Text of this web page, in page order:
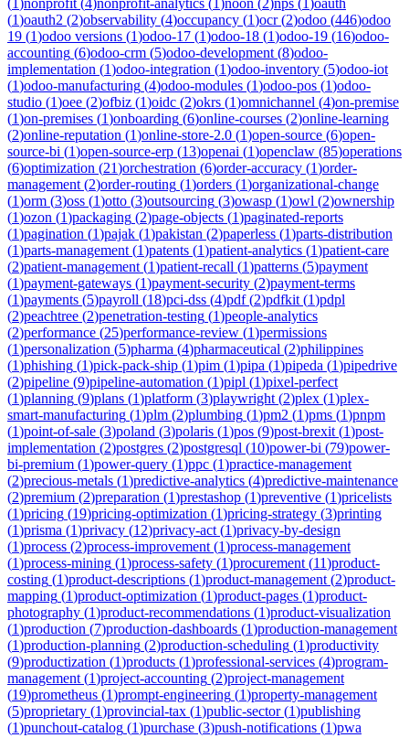
(1)oauth2 (2)observability (4)occupancy (1)ocr(2)odoo (446)odoo
19 (1)odoo versions (1)odoo-17 (1)odoo-18 (1)odoo-19 (16)odoo-
accounting (6)odoo-crm (5)odoo-development (8)odoo-
implementation (1)odoo-integration (1)odoo-inventory (5)odoo-iot
(1)odoo-manufacturing (4)odoo-modules (1)odoo-pos (1)odoo-
studio (1)oee (2)ofbiz (1)oidc (2)okrs (1)omnichannel (4)on-premise
(1)on-premises (1)onboarding (6)online-courses (2)online-learning
(2)online-reputation (1)online-store-2.0 (1)open-source (6)open-
source-bi (1)open-source-erp (13)openai (1)openclaw (85)operations
(6)optimization (21)orchestration (6)order-accuracy (1)order-
management (2)order-routing (1)orders (1)organizational-change
(1)orm (3)oss (1)otto (3)outsourcing (3)owasp (1)owl (2)ownership
(1)ozon (1)packaging (2)page-objects (1)paginated-reports
(1)pagination (1)pajak (1)pakistan (2)paperless (1)parts-distribution
(1)parts-management (1)patents (1)patient-analytics (1)patient-care
(2)patient-management (1)patient-recall (1)patterns (5)payment
(1)payment-gateways (1)payment-security (2)payment-terms
(1)payments (5)payroll (18)pci-dss (4)pdf(2)pdfkit (1)pdpl
(2)peachtree (2)penetration-testing (1)people-analytics
(2)performance (25)performance-review (1)permissions
(1)personalization (5)pharma (4)pharmaceutical (2)philippines
(1)phishing (1)pick-pack-ship (1)pim (1)pipa (1)pipeda (1)pipedrive
(2)pipeline (9)pipeline-automation (1)pipl (1)pixel-perfect
(1)planning (9)plans (1)platform (3)playwright (2)plex (1)plex-
smart-manufacturing (1)plm (2)plumbing (1)pm2 (1)pms (1)pnpm
(1)point-of-sale (3)poland (3)polaris (1)pos (9)post-brexit (1)post-
implementation (2)postgres (2)postgresql (10)power-bi (79)power-
bi-premium (1)power-query (1)ppc (1)practice-management
(2)precious-metals (1)predictive-analytics (4)predictive-maintenance
(2)premium (2)preparation (1)prestashop (1)preventive (1)pricelists
(1)pricing (19)pricing-optimization (1)pricing-strategy (3)printing
(1)prisma (1)privacy (12)privacy-act (1)privacy-by-design
(1)process (2)process-improvement (1)process-management
(1)process-mining (1)process-safety (1)procurement (11)product-
costing (1)product-descriptions (1)product-management (2)product-
mapping (1)product-optimization (1)product-pages (1)product-
photography (1)product-recommendations (1)product-visualization
(1)production (7)production-dashboards (1)production-management
(1)production-planning (2)production-scheduling (1)productivity
(9)productization (1)products (1)professional-services (4)program-
management (1)project-accounting (2)project-management
(19)prometheus (1)prompt-engineering (1)property-management
(5)proprietary (1)provincial-tax (1)public-sector(1)publishing
(1)punchout-catalog (1)purchase (3)push-notifications (1)pwa